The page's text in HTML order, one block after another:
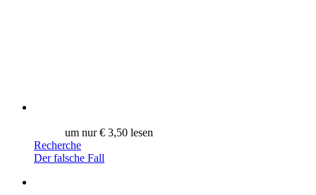
um nur € 3,50 lesen
Recherche
Der falsche Fall